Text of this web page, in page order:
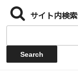
サイト内検索